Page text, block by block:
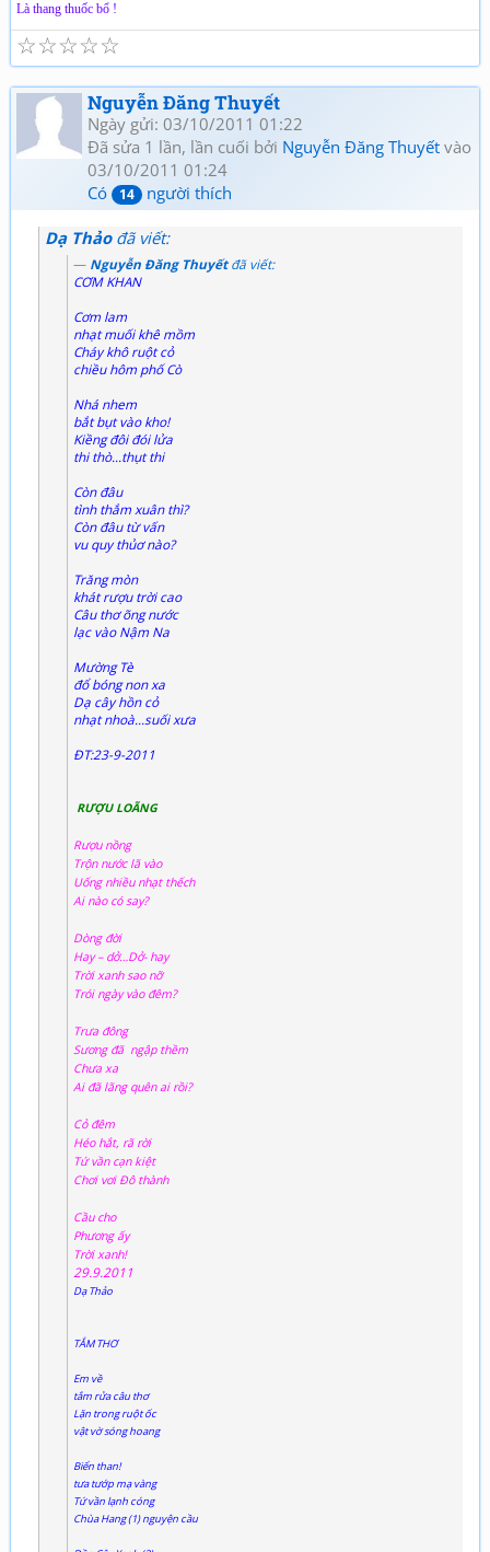
Là thang thuốc bổ !
☆
☆
☆
☆
☆
Nguyễn Đăng Thuyết
Ngày gửi: 03/10/2011 01:22
Đã sửa 1 lần, lần cuối bởi Nguyễn Đăng Thuyết vào
03/10/2011 01:24
Có
14 người thích
Dạ Thảođã viết:
Nguyễn Đăng Thuyếtđã viết:
CƠM KHAN
Cơm lam
nhạt muối khê mồm
Cháy khô ruột cỏ
chiều hôm phố Cò
Nhá nhem
bắt bụt vào kho!
Kiềng đôi đói lửa
thi thò...thụt thi
Còn đâu
tình thắm xuân thì?
Còn đâu từ vấn
vu quy thủơ nào?
Trăng mòn
khát rượu trời cao
Câu thơ õng nước
lạc vào Nậm Na
Mường Tè
đổ bóng non xa
Dạ cây hồn cỏ
nhạt nhoà...suối xưa
ĐT:23-9-2011
RƯỢU LOÃNG
Rượu nồng
Trộn nước lã vào
Uống nhiều nhạt thếch
Ai nào có say?
Dòng đời
Hay – dở…Dở- hay
Trời xanh sao nỡ
Trói ngày vào đêm?
Trưa đông
Sương đã ngập thềm
Chưa xa
Ai đã lãng quên ai rồi?
Cỏ đêm
Héo hắt, rã rời
Tứ vần cạn kiệt
Chơi vơi Đô thành
Cầu cho
Phương ấy
Trời xanh!
29.9.2011
Dạ Thảo
TẮM THƠ
Em về
tắm rửa câu thơ
Lặn trong ruột ốc
vật vờ sóng hoang
Biển than!
tưa tướp mạ vàng
Tứ vần lạnh cóng
Chùa Hang (1) nguyện cầu